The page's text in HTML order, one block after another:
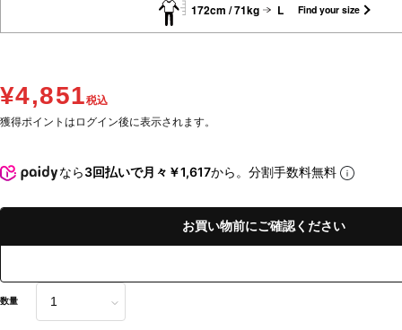
172cm / 71kg L Find your size
¥4,851税込
獲得ポイントはログイン後に表示されます。
なら3回払いで月々￥1,617から。分割手数料無料
お買い物前にご確認ください
数量